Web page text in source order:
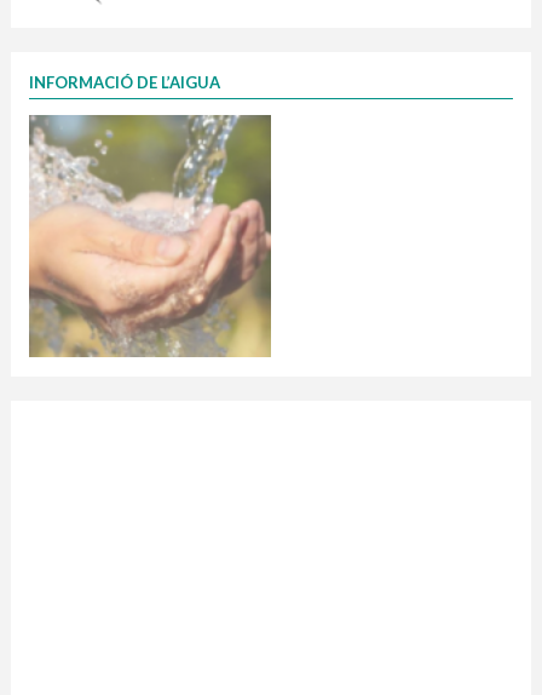
INFORMACIÓ DE L’AIGUA